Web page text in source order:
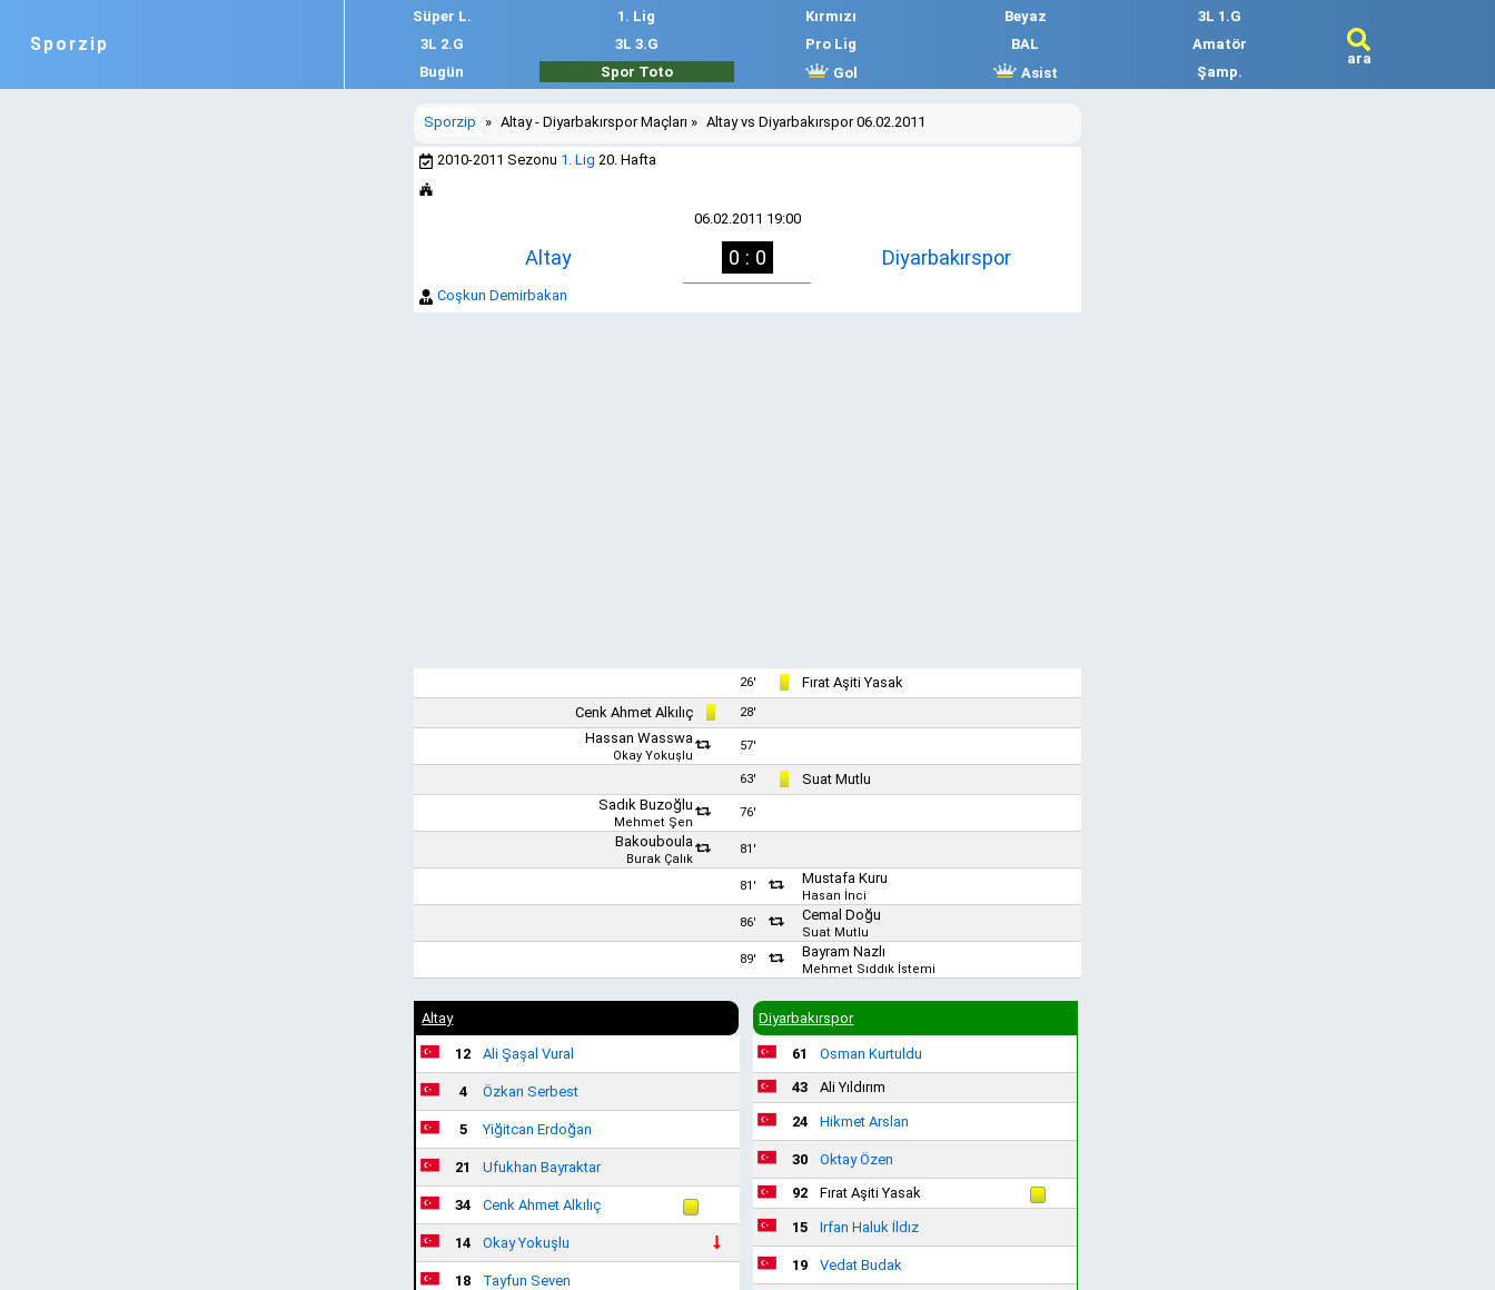
Sporzip
Süper L. 1. Lig Kırmızı Beyaz
3L 1.G
3L 2.G
3L 3.G Pro Lig BAL
Amatör
Bugün
Spor Toto Gol Asist Şamp.
ara
Sporzip » Altay - Diyarbakırspor Maçları » Altay vs Diyarbakırspor 06.02.2011
2010-2011 Sezonu 1. Lig 20. Hafta
06.02.2011 19:00
Altay 0 : 0 Diyarbakırspor
Coşkun Demirbakan
26'
Fırat Aşiti Yasak
Cenk Ahmet Alkılıç
28'
Hassan Wasswa
Okay Yokuşlu
57'
63'
Suat Mutlu
Sadık Buzoğlu
Mehmet Şen
76'
Bakouboula
Burak Çalık
81'
81' Mustafa Kuru
Hasan İnci
86'
Cemal Doğu
Suat Mutlu
89'
Bayram Nazlı
Mehmet Sıddık İstemi
Altay
12 Ali Şaşal Vural
4 Özkan Serbest
5 Yiğitcan Erdoğan
21 Ufukhan Bayraktar
34 Cenk Ahmet Alkılıç
14 Okay Yokuşlu
18 Tayfun Seven
Diyarbakırspor
61
Osman Kurtuldu
43
Ali Yıldırım
24 Hikmet Arslan
30
Oktay Özen
92
Fırat Aşiti Yasak
15 Irfan Haluk İldız
19 Vedat Budak